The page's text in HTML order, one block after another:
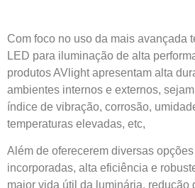
Com foco no uso da mais avançada
LED para iluminação de alta
produtos AVlight apresentam alta
ambientes internos e externos,
índice de vibração, corrosão,
temperaturas elevadas, etc,
Além de oferecerem diversas opções
incorporadas, alta eficiência e
maior vida útil da luminária, redução